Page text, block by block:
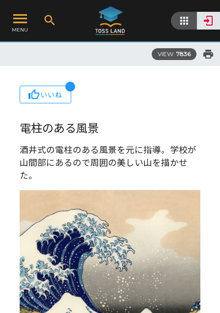
MENU
VIEW: 7836
いいね
電柱のある風景
酒井式の電柱のある風景を元に指導。学校が
山間部にあるので周囲の美しい山を描かせ
た。